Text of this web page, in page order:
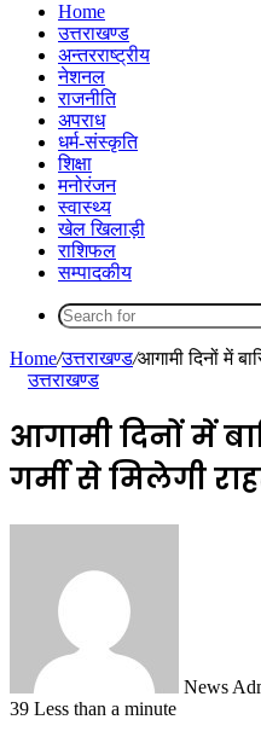
Home
उत्तराखण्ड
अन्तरराष्ट्रीय
नेशनल
राजनीति
अपराध
धर्म-संस्कृति
शिक्षा
मनोरंजन
स्वास्थ्य
खेल खिलाड़ी
राशिफल
सम्पादकीय
Home/उत्तराखण्ड/आगामी दिनों में
उत्तराखण्ड
आगामी दिनों में
गर्मी से मिलेगी
News
39 Less than a minute